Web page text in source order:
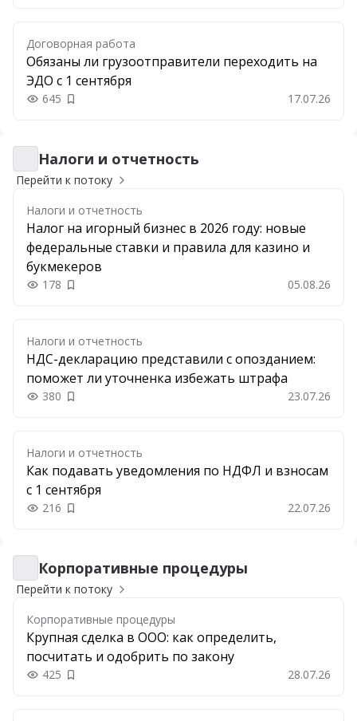
Договорная работа
Обязаны ли грузоотправители переходить на
ЭДО с 1 сентября
645 Добавить в закладки 17.07.26
Налоги и отчетность
Налоги и отчетность
Перейти к потоку
Налоги и отчетность
Налог на игорный бизнес в 2026 году: новые
федеральные ставки и правила для казино и
букмекеров
178 Добавить в закладки 05.08.26
Налоги и отчетность
НДС-декларацию представили с опозданием:
поможет ли уточненка избежать штрафа
380 Добавить в закладки 23.07.26
Налоги и отчетность
Как подавать уведомления по НДФЛ и взносам
с 1 сентября
216 Добавить в закладки 22.07.26
Корпоративные процедуры
Корпоративные процедуры
Перейти к потоку
Корпоративные процедуры
Крупная сделка в ООО: как определить,
посчитать и одобрить по закону
425 Добавить в закладки 28.07.26